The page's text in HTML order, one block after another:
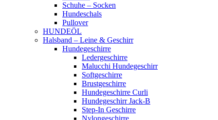
Schuhe – Socken
Hundeschals
Pullover
HUNDEÖL
Halsband – Leine & Geschirr
Hundegeschirre
Ledergeschirre
Malucchi Hundegeschirr
Softgeschirre
Brustgeschirre
Hundegeschirre Curli
Hundegeschirr Jack-B
Step-In Geschirre
Nylongeschirre